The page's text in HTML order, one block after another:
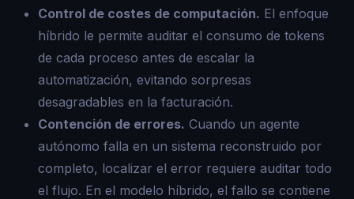
Control de costes de computación. El enfoque
híbrido le permite auditar el consumo de tokens
de cada proceso antes de escalar la
automatización, evitando sorpresas
desagradables en la facturación.
Contención de errores. Cuando un agente
autónomo falla en un sistema reconstruido por
completo, localizar el error requiere auditar todo
el flujo. En el modelo híbrido, el fallo se contiene